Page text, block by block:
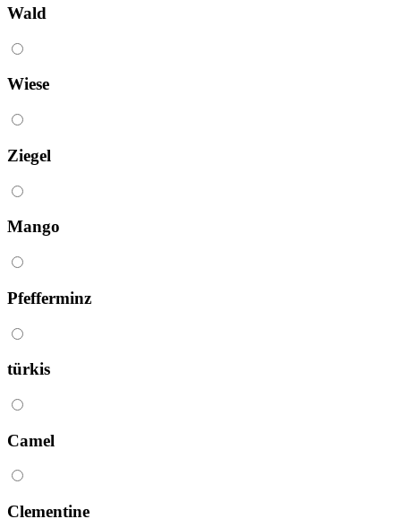
Wald
Wiese
Ziegel
Mango
Pfefferminz
türkis
Camel
Clementine